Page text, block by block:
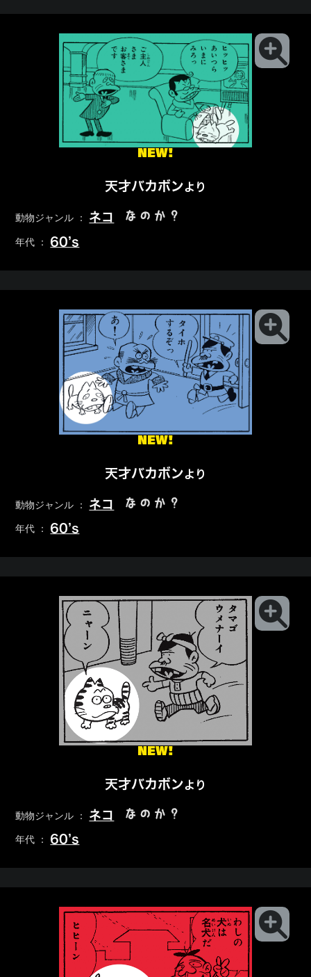
NEW!
天才バカボンより
動物ジャンル ： ネコ なのか？
年代 ： 60’s
NEW!
天才バカボンより
動物ジャンル ： ネコ なのか？
年代 ： 60’s
NEW!
天才バカボンより
動物ジャンル ： ネコ なのか？
年代 ： 60’s